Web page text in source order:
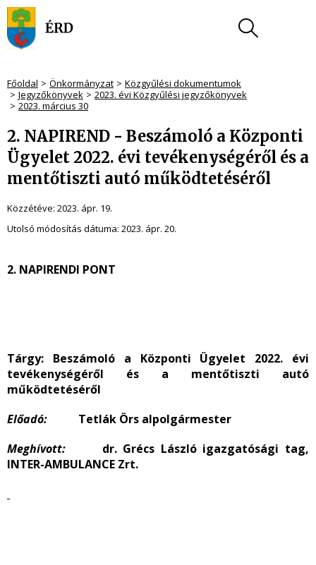
Főoldal Önkormányzat
Közgyűlési dokumentumok
Jegyzőkönyvek
2023. évi Közgyűlési jegyzőkönyvek
2023. március 30
2. NAPIREND - Beszámoló a Központi
Ügyelet 2022. évi tevékenységéről és a
mentőtiszti autó működtetéséről
Közzétéve: 2023. ápr. 19.
Utolsó módosítás dátuma: 2023. ápr. 20.
2. NAPIRENDI PONT
Tárgy: Beszámoló a Központi Ügyelet 2022. évi
tevékenységéről és a mentőtiszti autó
működtetéséről
Előadó: Tetlák Örs alpolgármester
Meghívott: dr. Grécs László igazgatósági tag,
INTER-AMBULANCE Zrt.